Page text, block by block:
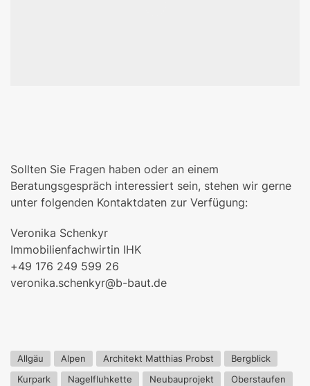
Sollten Sie Fragen haben oder an einem
Beratungsgespräch interessiert sein, stehen wir gerne
unter folgenden Kontaktdaten zur Verfügung:
Veronika Schenkyr
Immobilienfachwirtin IHK
+49 176 249 599 26
veronika.schenkyr@b-baut.de
Allgäu Alpen Architekt Matthias Probst
Bergblick
Kurpark
Nagelfluhkette Neubauprojekt
Oberstaufen